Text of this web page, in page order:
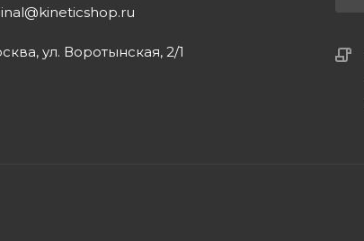
ул. Воротынская, 2/1